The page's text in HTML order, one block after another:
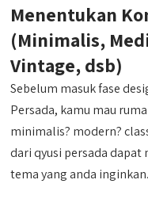
Menentukan
(Minimalis,
Vintage, dsb)
Sebelum masuk fase
Persada, kamu mau
minimalis? modern?
dari qyusi persada dapat
tema yang anda inginkan.